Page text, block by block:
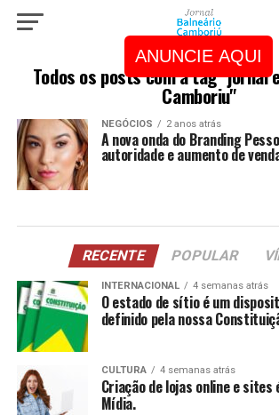
ANUNCIE AQUI
Todos os posts com a tag "jornal
Camboriu"
NEGÓCIOS 2 anos atrás
A nova onda do Branding
autoridade e aumento de
RECENTE POPULAR
INTERNACIONAL 4 semanas atrás
O estado de sítio é um
definido pela nossa
CULTURA 4 semanas atrás
Criação de lojas online e sites
Mídia.